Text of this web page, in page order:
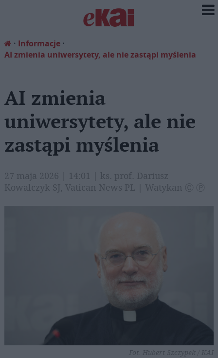
Informacje
AI zmienia uniwersytety, ale nie zastąpi myślenia
AI zmienia
uniwersytety, ale nie
zastąpi myślenia
27 maja 2026 | 14:01 | ks. prof. Dariusz
Kowalczyk SJ, Vatican News PL | Watykan Ⓒ Ⓟ
Fot. Hubert Szczypek / KAI